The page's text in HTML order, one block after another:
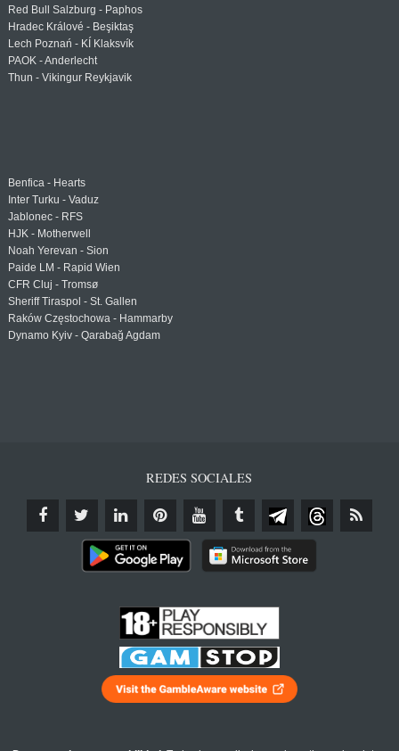
Red Bull Salzburg - Paphos
Hradec Králové - Beşiktaş
Lech Poznań - KÍ Klaksvík
PAOK - Anderlecht
Thun - Vikingur Reykjavik
Benfica - Hearts
Inter Turku - Vaduz
Jablonec - RFS
HJK - Motherwell
Noah Yerevan - Sion
Paide LM - Rapid Wien
CFR Cluj - Tromsø
Sheriff Tiraspol - St. Gallen
Raków Częstochowa - Hammarby
Dynamo Kyiv - Qarabağ Agdam
REDES SOCIALES